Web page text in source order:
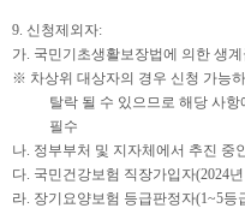
9. 신청제외자:
가. 국민기초생활보장법에 의한 생
※ 차상위 대상자의 경우 신청 가능
탈락 될 수 있으므로 해당 사
필수
나. 정부부처 및 지자체에서 추진 중
다. 국민건강보험 직장가입자(2024
라. 장기요양보험 등급판정자(1~5등